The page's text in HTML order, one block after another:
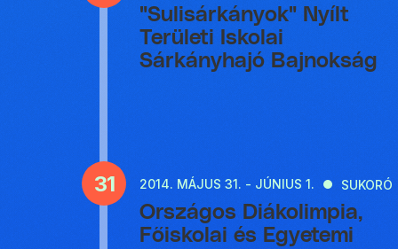
"Sulisárkányok" Nyílt
Területi Iskolai
Sárkányhajó Bajnokság
31 2014. MÁJUS 31. - JÚNIUS 1. SUKORÓ
Országos Diákolimpia,
Főiskolai és Egyetemi